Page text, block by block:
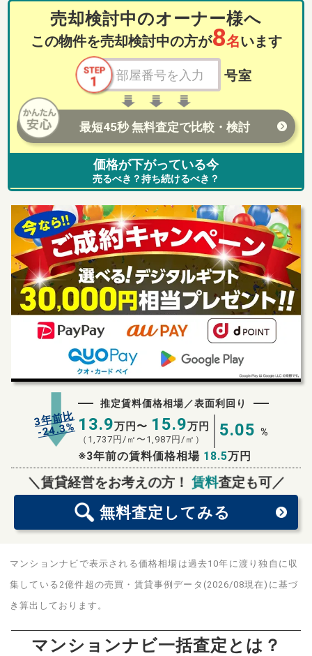
売却検討中のオーナー様へ
この物件を売却検討中の方が8名います
号室
最短45秒 無料査定で比較・検討
価格が下がっている今
売るべき？持ち続けるべき？
3年前比
-24.3%
推定賃料価格相場／表面利回り
13.9万円〜 15.9万円
（ 1,737 円/㎡〜 1,987 円/㎡） 5.05 %
※3年前の賃料価格相場 18.5万円
＼賃貸経営をお考えの方！賃料査定も可／
無料査定 してみる
無料査定スタート！
マンションナビで表示される価格相場は過去10年に渡り独自に収
集している2億件超の売買・賃貸事例データ(2026/08現在)に基づ
き算出しております。
マンションナビ一括査定とは？